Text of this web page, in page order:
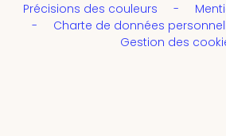
Précisions des couleurs
Charte de données
Gestion des